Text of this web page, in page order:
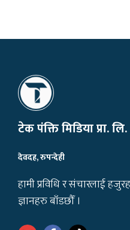
टेक पंक्ति मिडिया प्रा. लि.
देवदह, रुपन्देही
हामी प्रविधि र संचारलाई
ज्ञानहरु बाँडछौँ ।